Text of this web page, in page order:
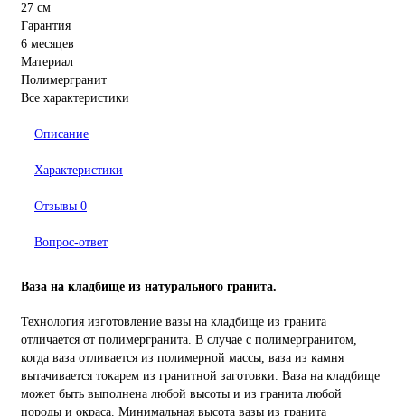
27 см
Гарантия
6 месяцев
Материал
Полимергранит
Все характеристики
Описание
Характеристики
Отзывы 0
Вопрос-ответ
Ваза на кладбище из натурального гранита.
Технология изготовление вазы на кладбище из гранита
отличается от полимергранита. В случае с полимергранитом,
когда ваза отливается из полимерной массы, ваза из камня
вытачивается токарем из гранитной заготовки. Ваза на кладбище
может быть выполнена любой высоты и из гранита любой
породы и окраса. Минимальная высота вазы из гранита